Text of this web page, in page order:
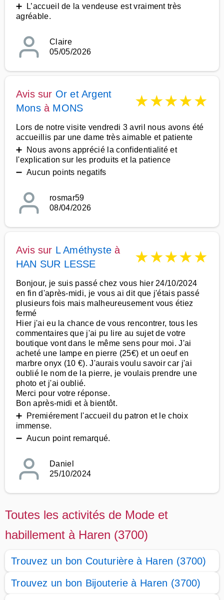
➕ L’accueil de la vendeuse est vraiment très
agréable.
Claire
05/05/2026
Avis sur Or et Argent
Monsà MONS ★★★★★
Lors de notre visite vendredi 3 avril nous avons été
accueillis par une dame très aimable et patiente
➕ Nous avons apprécié la confidentialité et
l'explication sur les produits et la patience
➖ Aucun points negatifs
rosmar59
08/04/2026
Avis sur L Améthyste à
HAN SUR LESSE
★★★★★
Bonjour, je suis passé chez vous hier 24/10/2024
en fin d'après-midi, je vous ai dit que j'étais passé
plusieurs fois mais malheureusement vous étiez
fermé
Hier j'ai eu la chance de vous rencontrer, tous les
commentaires que j'ai pu lire au sujet de votre
boutique vont dans le même sens pour moi. J'ai
acheté une lampe en pierre (25€) et un oeuf en
marbre onyx (10 €). J'aurais voulu savoir car j'ai
oublié le nom de la pierre, je voulais prendre une
photo et j'ai oublié.
Merci pour votre réponse.
Bon après-midi et à bientôt.
➕ Premiérement l'accueil du patron et le choix
immense.
➖ Aucun point remarqué.
Daniel
25/10/2024
Toutes les activités de Mode et
habillement à Haren (3700)
Trouvez un bon Couturière à Haren (3700)
Trouvez un bon Bijouterie à Haren (3700)